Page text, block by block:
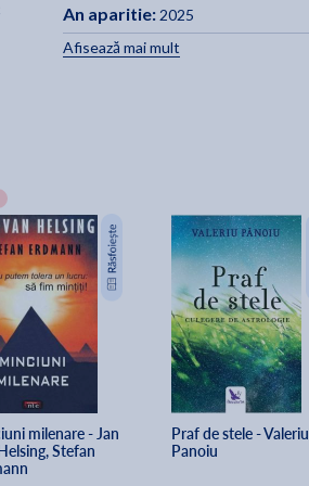
An aparitie:2025
Afisează mai mult
milenare - Jan
Stefan
Praf de stele - Valeriu
Panoiu